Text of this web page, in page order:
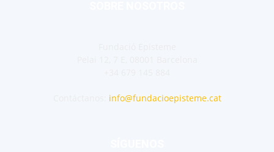
info@fundacioepisteme.cat